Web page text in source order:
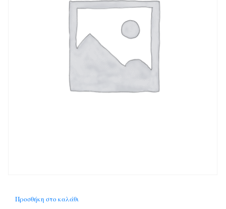
Προσθήκη στο καλάθι